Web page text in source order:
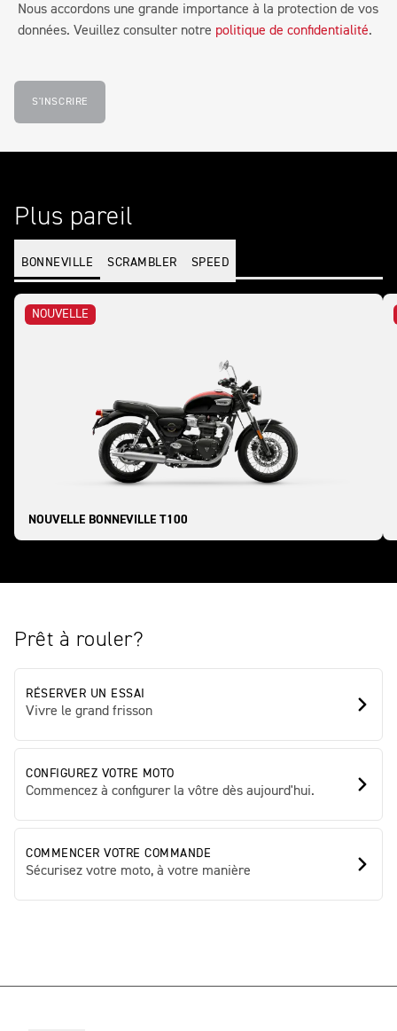
Nous accordons une grande importance à la protection de vos
données. Veuillez consulter notre politique de confidentialité.
S'INSCRIRE
Plus pareil
BONNEVILLE SCRAMBLER SPEED
NOUVELLE
NOUVELLE BONNEVILLE T100
Prêt à rouler?
RÉSERVER UN ESSAI
Vivre le grand frisson
CONFIGUREZ VOTRE MOTO
Commencez à configurer la vôtre dès aujourd'hui.
COMMENCER VOTRE COMMANDE
Sécurisez votre moto, à votre manière